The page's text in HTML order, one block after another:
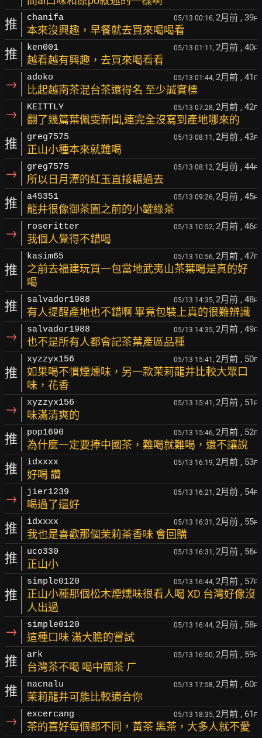
推 chanifa 05/13 00:16, 2月前 , 39F
本來沒興趣，早餐就去買來喝喝看
推 ken001 05/13 01:11, 2月前 , 40F
越看越有興趣，去買來喝看看
→ adoko 05/13 01:44, 2月前 , 41 F
比起越南茶混台茶還得名 至少誠實標
→ KEITTLY 05/13 07:28, 2月前 , 42F
翻了幾篇葉佩雯新聞,連完全沒寫到產地哪來的
推 greg7575 05/13 08:11, 2月前 , 43F
正山小種本來就難喝
→ greg7575 05/13 08:12, 2月前 , 44F
所以日月潭的紅玉直接輾過去
推 a45351 05/13 09:26, 2月前 , 45F
龍井很像御茶園之前的小罐綠茶
→ roseritter 05/13 10:52, 2月前 , 46F
我個人覺得不錯喝
推
kasim65 05/13 10:56, 2月前 , 47F
之前去福建玩買一包當地武夷山茶葉喝是真的好
喝
推 salvador1988 05/13 14:35, 2月前 , 48F
有人提醒產地也不錯啊 畢竟包裝上真的很難辨識
→ salvador1988 05/13 14:35, 2月前 , 49F
也不是所有人都會記茶葉產區品種
推
xyzzyx156 05/13 15:41, 2月前 , 50F
如果喝不慣煙燻味，另一款茉莉龍井比較大眾口
味，花香
→ xyzzyx156 05/13 15:41, 2月前 , 51 F
味滿清爽的
推 pop1690 05/13 15:46, 2月前 , 52F
為什麼一定要捧中國茶，難喝就難喝，還不讓說
推 idxxxx 05/13 16:19, 2月前 , 53F
好喝 讚
→ jier1239 05/13 16:21, 2月前 , 54F
喝過了還好
推 idxxxx 05/13 16:31, 2月前 , 55F
我也是喜歡那個茉莉茶香味 會回購
推 uco330 05/13 16:31, 2月前 , 56F
正山小
推
simple0120 05/13 16:44, 2月前 , 57F
正山小種那個松木煙燻味很看人喝 XD 台灣好像沒
人出過
→ simple0120 05/13 16:44, 2月前 , 58F
這種口味 滿大膽的嘗試
推 ark 05/13 16:50, 2月前 , 59F
台灣茶不喝 喝中國茶 ㄏ
推 nacnalu 05/13 17:58, 2月前 , 60F
茉莉龍井可能比較適合你
→ excercang 05/13 18:35, 2月前 , 61 F
茶的喜好每個都不同，黃茶 黑茶，大多人就不愛